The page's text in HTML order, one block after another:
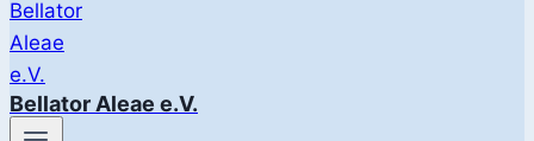
Bellator Aleae e.V.